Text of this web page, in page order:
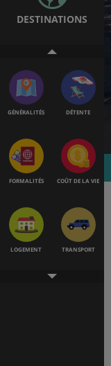
DESTINATIONS
GÉNÉRALITÉS DÉTENTE
FORMALITÉS COÛT DE LA VIE
LOGEMENT TRANSPORT